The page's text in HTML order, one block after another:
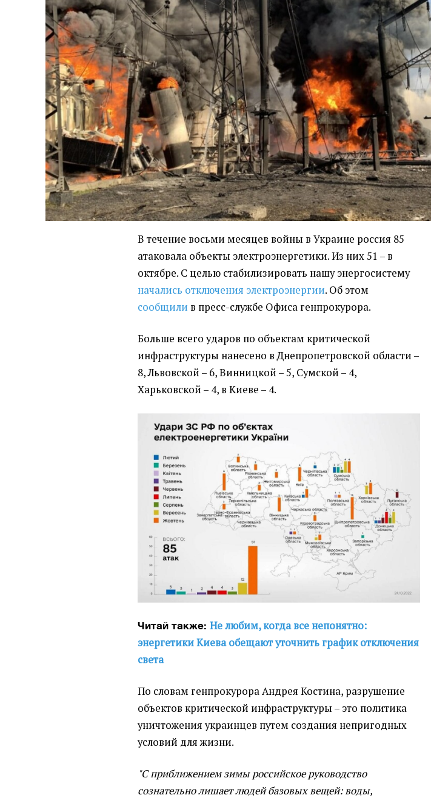
В течение восьми месяцев войны в Украине россия 85
атаковала объекты электроэнергетики. Из них 51 – в
октябре. С целью стабилизировать нашу энергосистему
начались отключения электроэнергии. Об этом
сообщили в пресс-службе Офиса генпрокурора.
Больше всего ударов по объектам критической
инфраструктуры нанесено в Днепропетровской области –
8, Львовской – 6, Винницкой – 5, Сумской – 4,
Харьковской – 4, в Киеве – 4.
Читай также:Не любим, когда все непонятно:
энергетики Киева обещают уточнить график отключения
света
По словам генпрокурора Андрея Костина, разрушение
объектов критической инфраструктуры – это политика
уничтожения украинцев путем создания непригодных
условий для жизни.
"С приближением зимы российское руководство
сознательно лишает людей базовых вещей: воды,